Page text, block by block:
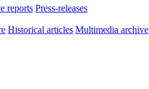
reports Press-releases
Historical articles Multimedia archive